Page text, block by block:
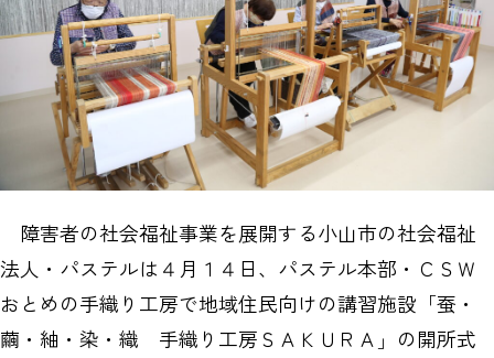
障害者の社会福祉事業を展開する小山市の社会福祉
法人・パステルは４月１４日、パステル本部・ＣＳＷ
おとめの手織り工房で地域住民向けの講習施設「蚕・
繭・紬・染・織 手織り工房ＳＡＫＵＲＡ」の開所式